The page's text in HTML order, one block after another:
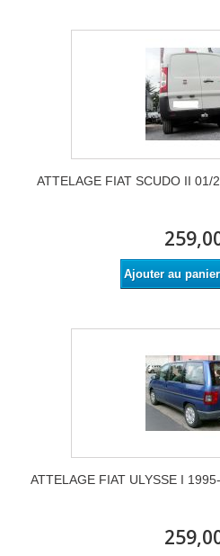
ATTELAGE FIAT SCUDO II 01/
Ajouter au panier
ATTELAGE FIAT ULYSSE I